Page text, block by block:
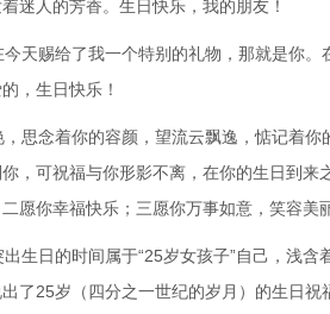
迷人的芳香。生日快乐，我的朋友！
天赐给了我一个特别的礼物，那就是你
，生日快乐！
思念着你的容颜，望流云飘逸，惦记着
，可祝福与你形影不离，在你的生日到来
愿你幸福快乐；三愿你万事如意，笑容美
生日的时间属于“25岁女孩子”自己，浅含
了25岁（四分之一世纪的岁月）的生日祝